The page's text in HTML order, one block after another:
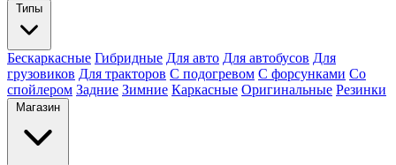
Типы
Бескаркасные Гибридные Для авто Для автобусов Для
грузовиков Для тракторов С подогревом С форсунками Со
спойлером Задние Зимние Каркасные Оригинальные Резинки
Магазин